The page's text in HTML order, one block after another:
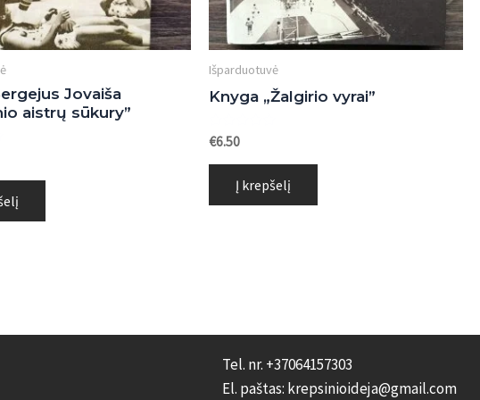
Jovaiša
aistrų sūkury”
Išparduotuvė
Knyga „Žalgirio vyrai”
Įvertinimas:
iš
€6.50
Į krepšelį
Tel. nr. +37064157303
El. paštas: krepsinioideja@gmail.com